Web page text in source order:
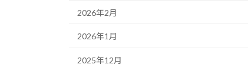
2026年2月
2026年1月
2025年12月